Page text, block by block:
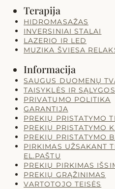
Terapija
HIDROMASAŽAS
INVERSINIAI STALAI
LAZERIO IR LED
MUZIKA ŠVIESA
Informacija
SAUGUS DUOMENŲ
TAISYKLĖS IR SĄLYGOS
PRIVATUMO POLITIKA
GARANTIJA
PREKIŲ PRISTATYMO
PREKIŲ PRISTATYMO
PREKIŲ PRISTATYMO
PIRKIMAS UŽSAKANT
EL.PAŠTU
PREKIŲ PIRKIMAS
PREKIŲ GRĄŽINIMAS
VARTOTOJO TEISĖS